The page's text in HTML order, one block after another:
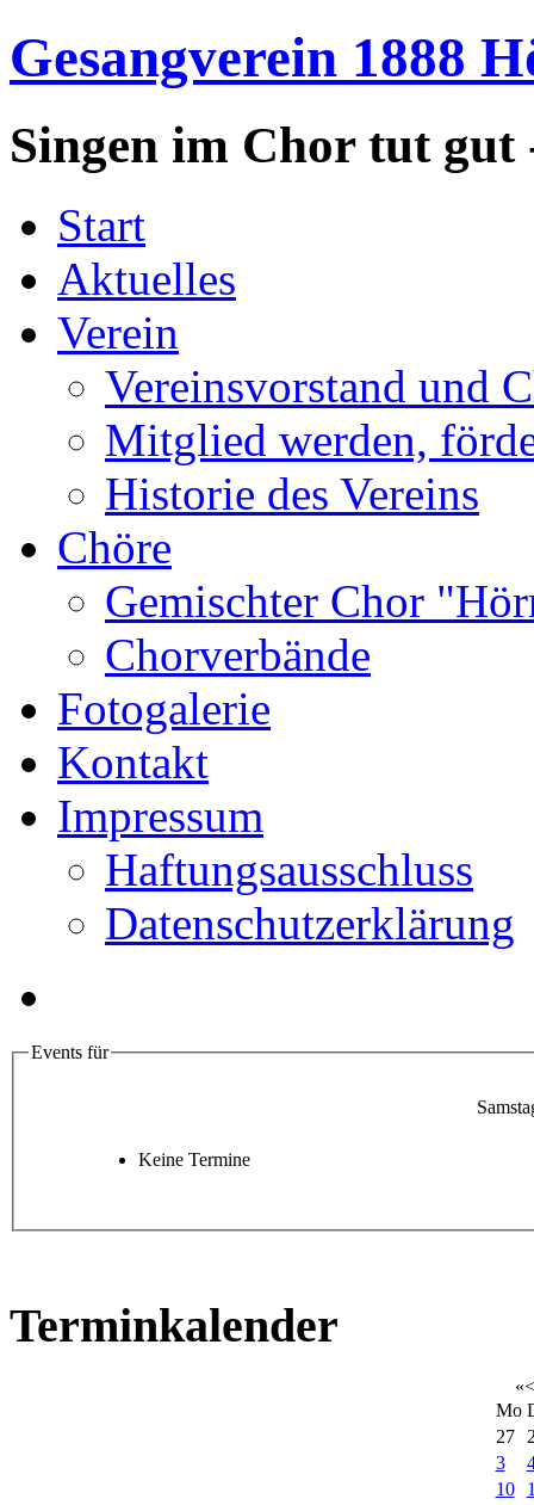
Gesangverein 1888
Singen im Chor tut
Start
Aktuelles
Verein
Vereinsvorstand und
Mitglied werden,
Historie des Vereins
Chöre
Gemischter Chor
Chorverbände
Fotogalerie
Kontakt
Impressum
Haftungsausschluss
Datenschutzerklärung
Events für
Keine Termine
Terminkalender
«<
Mo
27
3
10